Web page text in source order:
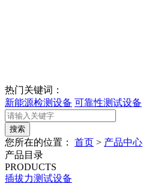
热门关键词：
新能源检测设备 可靠性测试设备
您所在的位置： 首页 > 产品中心
产品目录
PRODUCTS
插拔力测试设备